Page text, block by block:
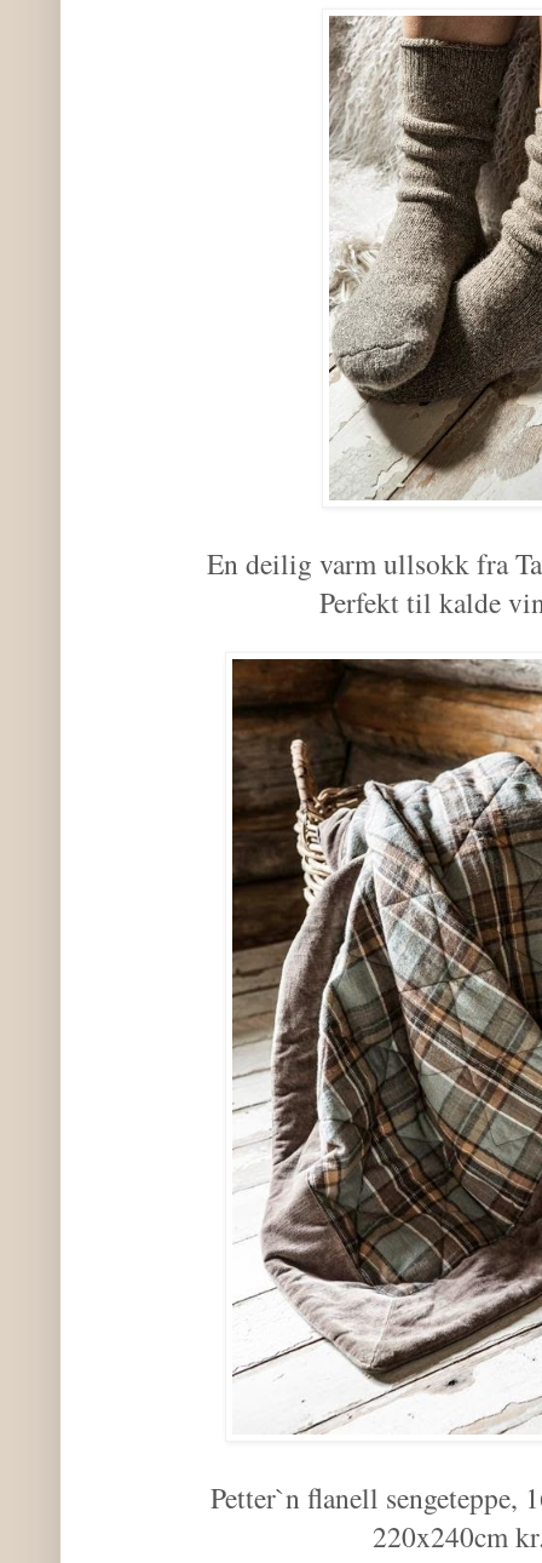
En deilig varm ullsokk fra
Perfekt til kalde
Petter`n flanell
220x240cm